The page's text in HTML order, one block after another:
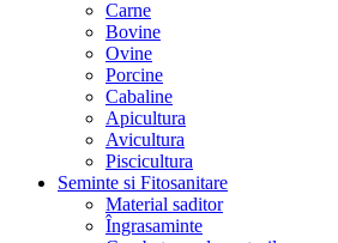
Carne
Bovine
Ovine
Porcine
Cabaline
Apicultura
Avicultura
Piscicultura
Seminte si Fitosanitare
Material saditor
Îngrasaminte